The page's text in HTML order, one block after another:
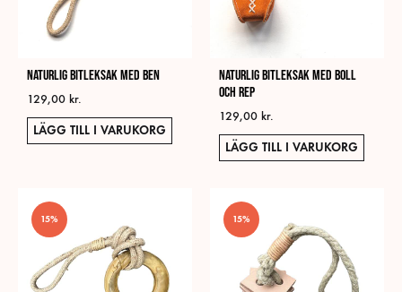
Naturlig bitleksak med ben
129,00 kr.
LÄGG TILL I VARUKORG
Naturlig bitleksak med boll
och rep
129,00 kr.
LÄGG TILL I VARUKORG
15% 15%